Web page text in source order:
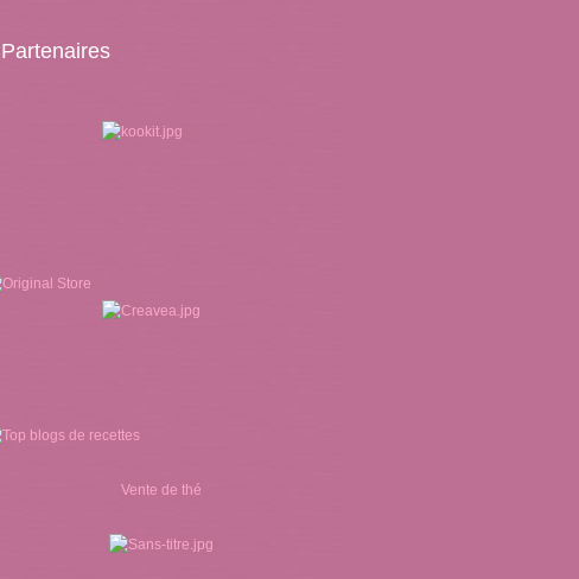
Partenaires
Vente de thé